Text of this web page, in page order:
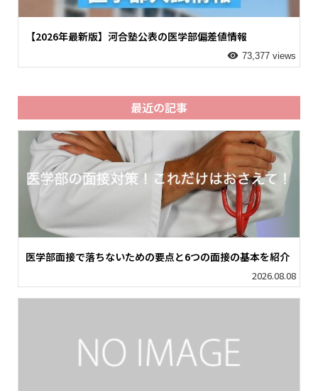
【2026年最新版】河合塾公表の医学部偏差値情報
73,377 views
最近の記事
医学部面接で落ちないための要点と6つの面接の基本を紹介
2026.08.08